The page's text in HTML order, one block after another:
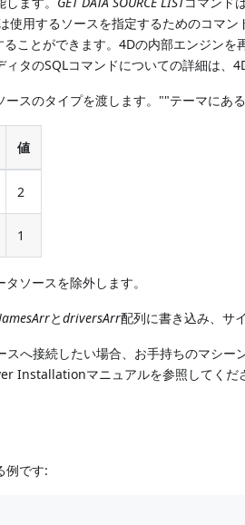
使用するソースを指定するためのコマン
ことができます。4Dの内部エンジン
タのSQLコマンドについての詳細は、
スのタイプを渡します。""テーマにあ
値
2
1
ソースを除外します。
とdriversArr配列に書き込み、サ
スへ接続したい場合、お手持ちのマシ
Installationマニュアルを参照してくだ
例です: